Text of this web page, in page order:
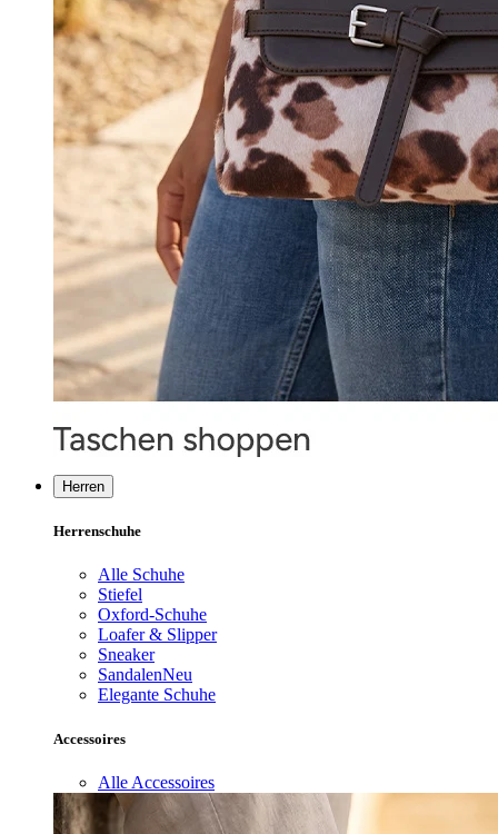
Herren
Herrenschuhe
Alle Schuhe
Stiefel
Oxford-Schuhe
Loafer & Slipper
Sneaker
SandalenNeu
Elegante Schuhe
Accessoires
Alle Accessoires